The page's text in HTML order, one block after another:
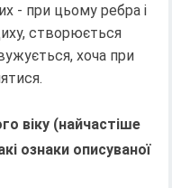
- при цьому ребра і
створюється
хоча при
віку (найчастіше
ознаки описуваної